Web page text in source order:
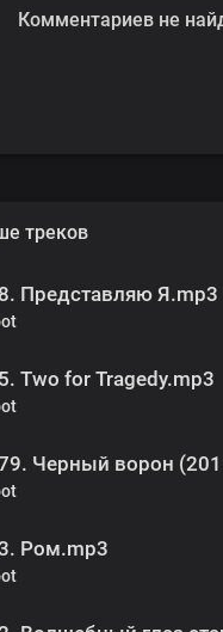
Комментариев не
треков
Представляю Я.mp3
Two for Tragedy.mp3
Черный ворон
Ром.mp3